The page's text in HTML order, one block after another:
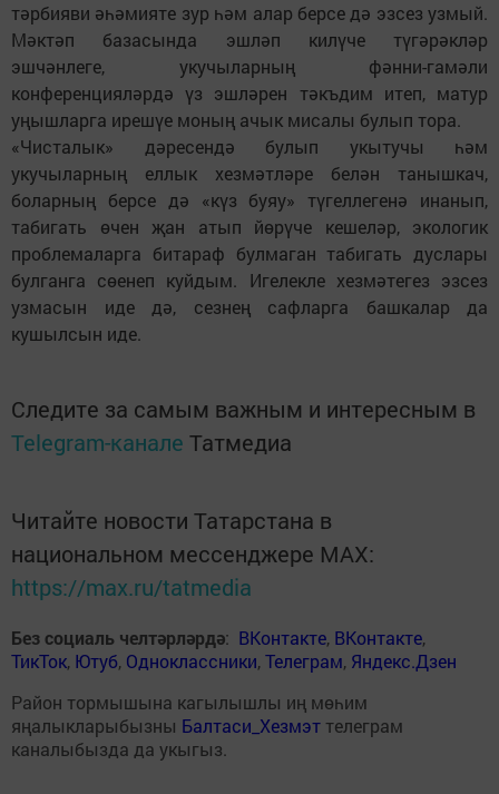
тәрбияви әһәмияте зур һәм алар берсе дә эзсез узмый.
Мәктәп базасында эшләп килүче түгәрәкләр
эшчәнлеге, укучыларның фәнни-гамәли
конференцияләрдә үз эшләрен тәкъдим итеп, матур
уңышларга ирешүе моның ачык мисалы булып тора.
«Чисталык» дәресендә булып укытучы һәм
укучыларның еллык хезмәтләре белән танышкач,
боларның берсе дә «күз буяу» түгеллегенә инанып,
табигать өчен җан атып йөрүче кешеләр, экологик
проблемаларга битараф булмаган табигать дуслары
булганга сөенеп куйдым. Игелекле хезмәтегез эзсез
узмасын иде дә, сезнең сафларга башкалар да
кушылсын иде.
Следите за самым важным и интересным в
Telegram-канале Татмедиа
Читайте новости Татарстана в
национальном мессенджере MАХ:
https://max.ru/tatmedia
Без социаль челтәрләрдә: ВКонтакте, ВКонтакте,
ТикТок, Ютуб, Одноклассники,Телеграм, Яндекс.Дзен
Район тормышына кагылышлы иң мөһим
яңалыкларыбызны Балтаси_Хезмэт телеграм
каналыбызда да укыгыз.